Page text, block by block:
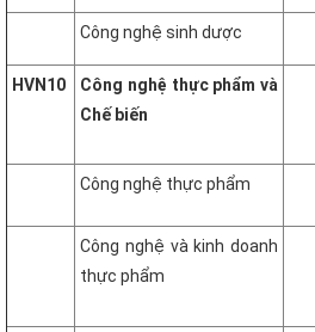
Công nghệ sinh dược
HVN10
Công nghệ thực phẩm và
Chế biến
Công nghệ thực phẩm
Công nghệ và kinh doanh
thực phẩm